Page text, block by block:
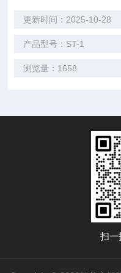
更新时间：2025-10-28
产品型号：ST-1
浏览量：1658
扫一